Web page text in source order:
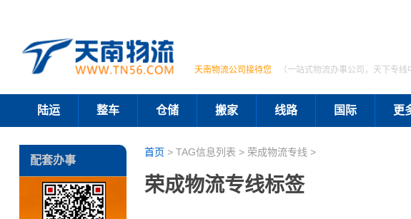
天南物流公司接待您 （一站式物流办事公司，天下专
陆运 整车 仓储 搬家 线路 国际 更
首页 > TAG信息列表 > 荣成物流专线 >
荣成物流专线标签
配套办事